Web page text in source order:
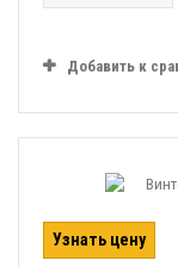
Добавить к
Узнать цену